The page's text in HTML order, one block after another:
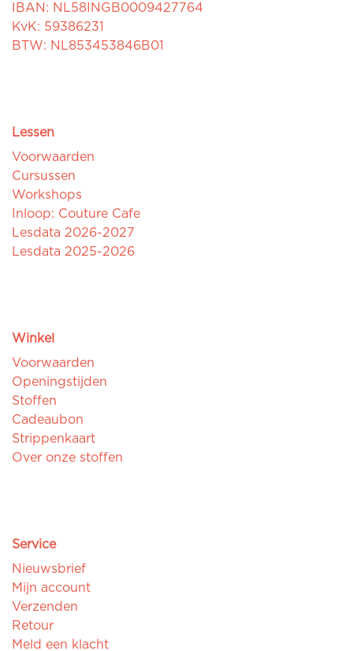
IBAN: NL58INGB0009427764
KvK: 59386231
BTW: NL853453846B01
Lessen
Voorwaarden
Cursussen
Workshops
Inloop: Couture Cafe
Lesdata 2026-2027
Lesdata 2025-2026
Winkel
Voorwaarden
Openingstijden
Stoffen
Cadeaubon
Strippenkaart
Over onze stoffen
Service
Nieuwsbrief
Mijn account
Verzenden
Retour
Meld een klacht